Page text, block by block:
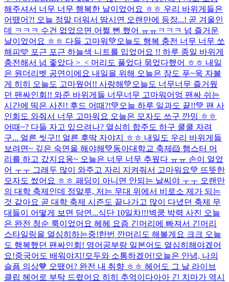
해주셔서 너무 너무 행복한 날이었어요 ㅎㅎ 우리 바위게들은
어땠어?! 오늘 정말 더워서 땀시연 오랜만에 등장...! 곧 겨울인
데 ㅋㅋㅋ 수건 없었으면 어쩔 뻔 했어 ㅠㅠㅋㅋㅋ 넘 즐거운
날이었어요 ㅎㅎ 다들 고마워💚 오늘도 행복 충전 너무 너무 쏘
해피🩵 포근 포근 하늘색 니트를 입었어요 !! 하루 종일 바위게
충전해서 넘 좋았다 >_< 머리도 풀었다 묶었다했어 ㅎㅎ 내일
은 원더리벳 공연이에요 내일을 위해 오늘은 잠도 푸~욱 자볼
게 히히 오늘도 고마웠어!! 사랑해💚 오늘도 너무너무 즐거웠
던 팬싸인회!! 와준 바위게들 너무너무 고마워어엉 팬싸 쉬는
시간에 띡은 사진! 후드 어때?!💚오늘 하루 일과도 끝!!💚 팬 사
인회도 와줘서 너무 고마워요 오늘은 모자도 쓰구 깐밍 ㅎㅎ
어때~? 다들 자고 있으려나? 열심히 합주도 하구 쿨쿨 자려
구... 얼른 씻구!! 얼른 후딱 자야지 ㅎㅎ 내일도 우리 바위게들
보려면~ 깊은 숙면을 해야해💚동아대학교 축제🐹 햄스터 머
리를 하고 갔지요옹~ 오늘은 너무 너무 추웠다 ㅠㅠ 손이 얼었
어 ㅜㅜ 그래두 많이 와주고 자리 지켜줘서 고마워요💚 뜨뜻한
모자도 썼어요 ㅎㅎ 패딩이 아니면 안되는 날씨야 ㅜㅜ 오랜만
의 대학 축제인데 정말루, 저는 무대 위에서 비로소 제가 되는
것 같아요 곧 대학 축제 시즌도 끝나가고 많이 다녔던 축제 무
대들이 어떻게 보면 당연...식단 10일차!!!벽쿵 박력 사진 오늘
은 완전 청순 룩이었어요 헤헤 요즘 긴머리에 빠져서 긴머리
스타일링을 열심히하는중!한번 깐머리도 해볼게요 크크 오늘
도 행복했던 팬싸인회! 영어공부랑 일본어도 열심히해야겠어
요!중국어도 배워야지!모두와 소통하겠어!오늘은 안녕, 나의
슬픔 의상🤎 오땠어? 완전 내 취향 ㅎㅎ 헤어도 그 날 라이브
클립 헤어로 부탁 드렸어요 히히 추억이다아아 긴 치마가 역시